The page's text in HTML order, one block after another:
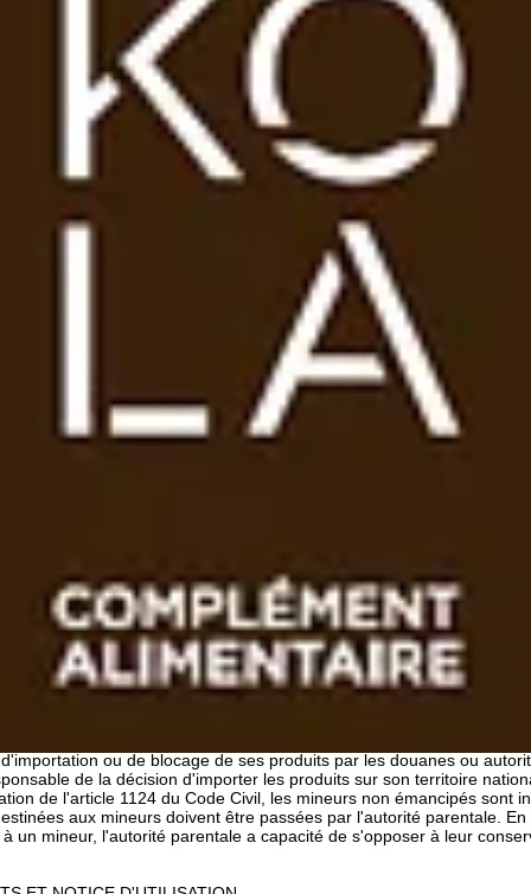
site (textes, images, vidéos, flash, etc.) sont protégés par la loi
Ils ne peuvent être ni reproduits, ni republiés, ni modifiés
en page et tout élément, marque commerciale, logo et nom de
pertinente en matière de propriété intellectuelle et appartient à
tiers ayant obtenu les autorisations nécessaires de la Société.
modifier, télécharger, transmettre ou radiodiffuser de
des éléments de ce site (y compris les graphismes, images,
de la Société. Toute copie agréée de tout ou partie du présent
constitue une violation de la législation sur les droits de propriété
des actions judiciaires contre vous pour toute atteinte à
communiquées par le biais du présent site web sont soumises à la
frauduleuse d'un tiers ayant entraîné une modification des
directs ou indirects, quelles qu'en soient les causes,
de quiconque au site, ou de l'impossibilité d'y accéder, de
directement ou indirectement de ce dernier.
pour tous dommages indirects du fait des présentes,
frais. En cas de dommage direct, la responsabilité de SOKOLA est
ou de blocage de ses produits par les douanes ou
de la décision d'importer les produits sur son territoire
de l'article 1124 du Code Civil, les mineurs non émancipés sont
aux mineurs doivent être passées par l'autorité parentale.
un mineur, l'autorité parentale a capacité de s'opposer à leur